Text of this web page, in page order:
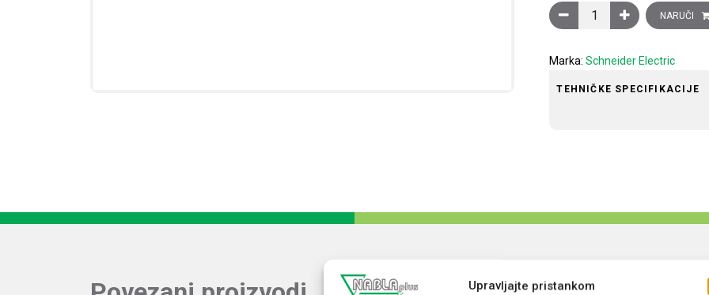
Upravljajte pristankom
Sklopnik motorski 3P
NARUČI
Marka:Schneider Electric
TEHNIČKE SPECIFIKACIJE